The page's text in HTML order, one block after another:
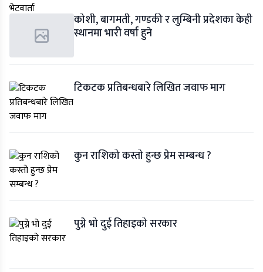
कोशी, बागमती, गण्डकी र लुम्बिनी प्रदेशका केही
स्थानमा भारी वर्षा हुने
टिकटक प्रतिबन्धबारे लिखित जवाफ माग
कुन राशिको कस्तो हुन्छ प्रेम सम्बन्ध ?
पुग्ने भो दुई तिहाइको सरकार